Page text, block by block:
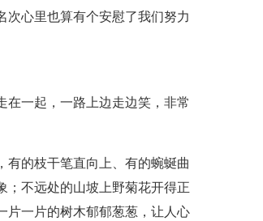
次心里也算有个安慰了我们努力
在一起，一路上边走边笑，非常
有的枝干笔直向上、有的蜿蜒曲
；不远处的山坡上野菊花开得正
片一片的树木郁郁葱葱，让人心